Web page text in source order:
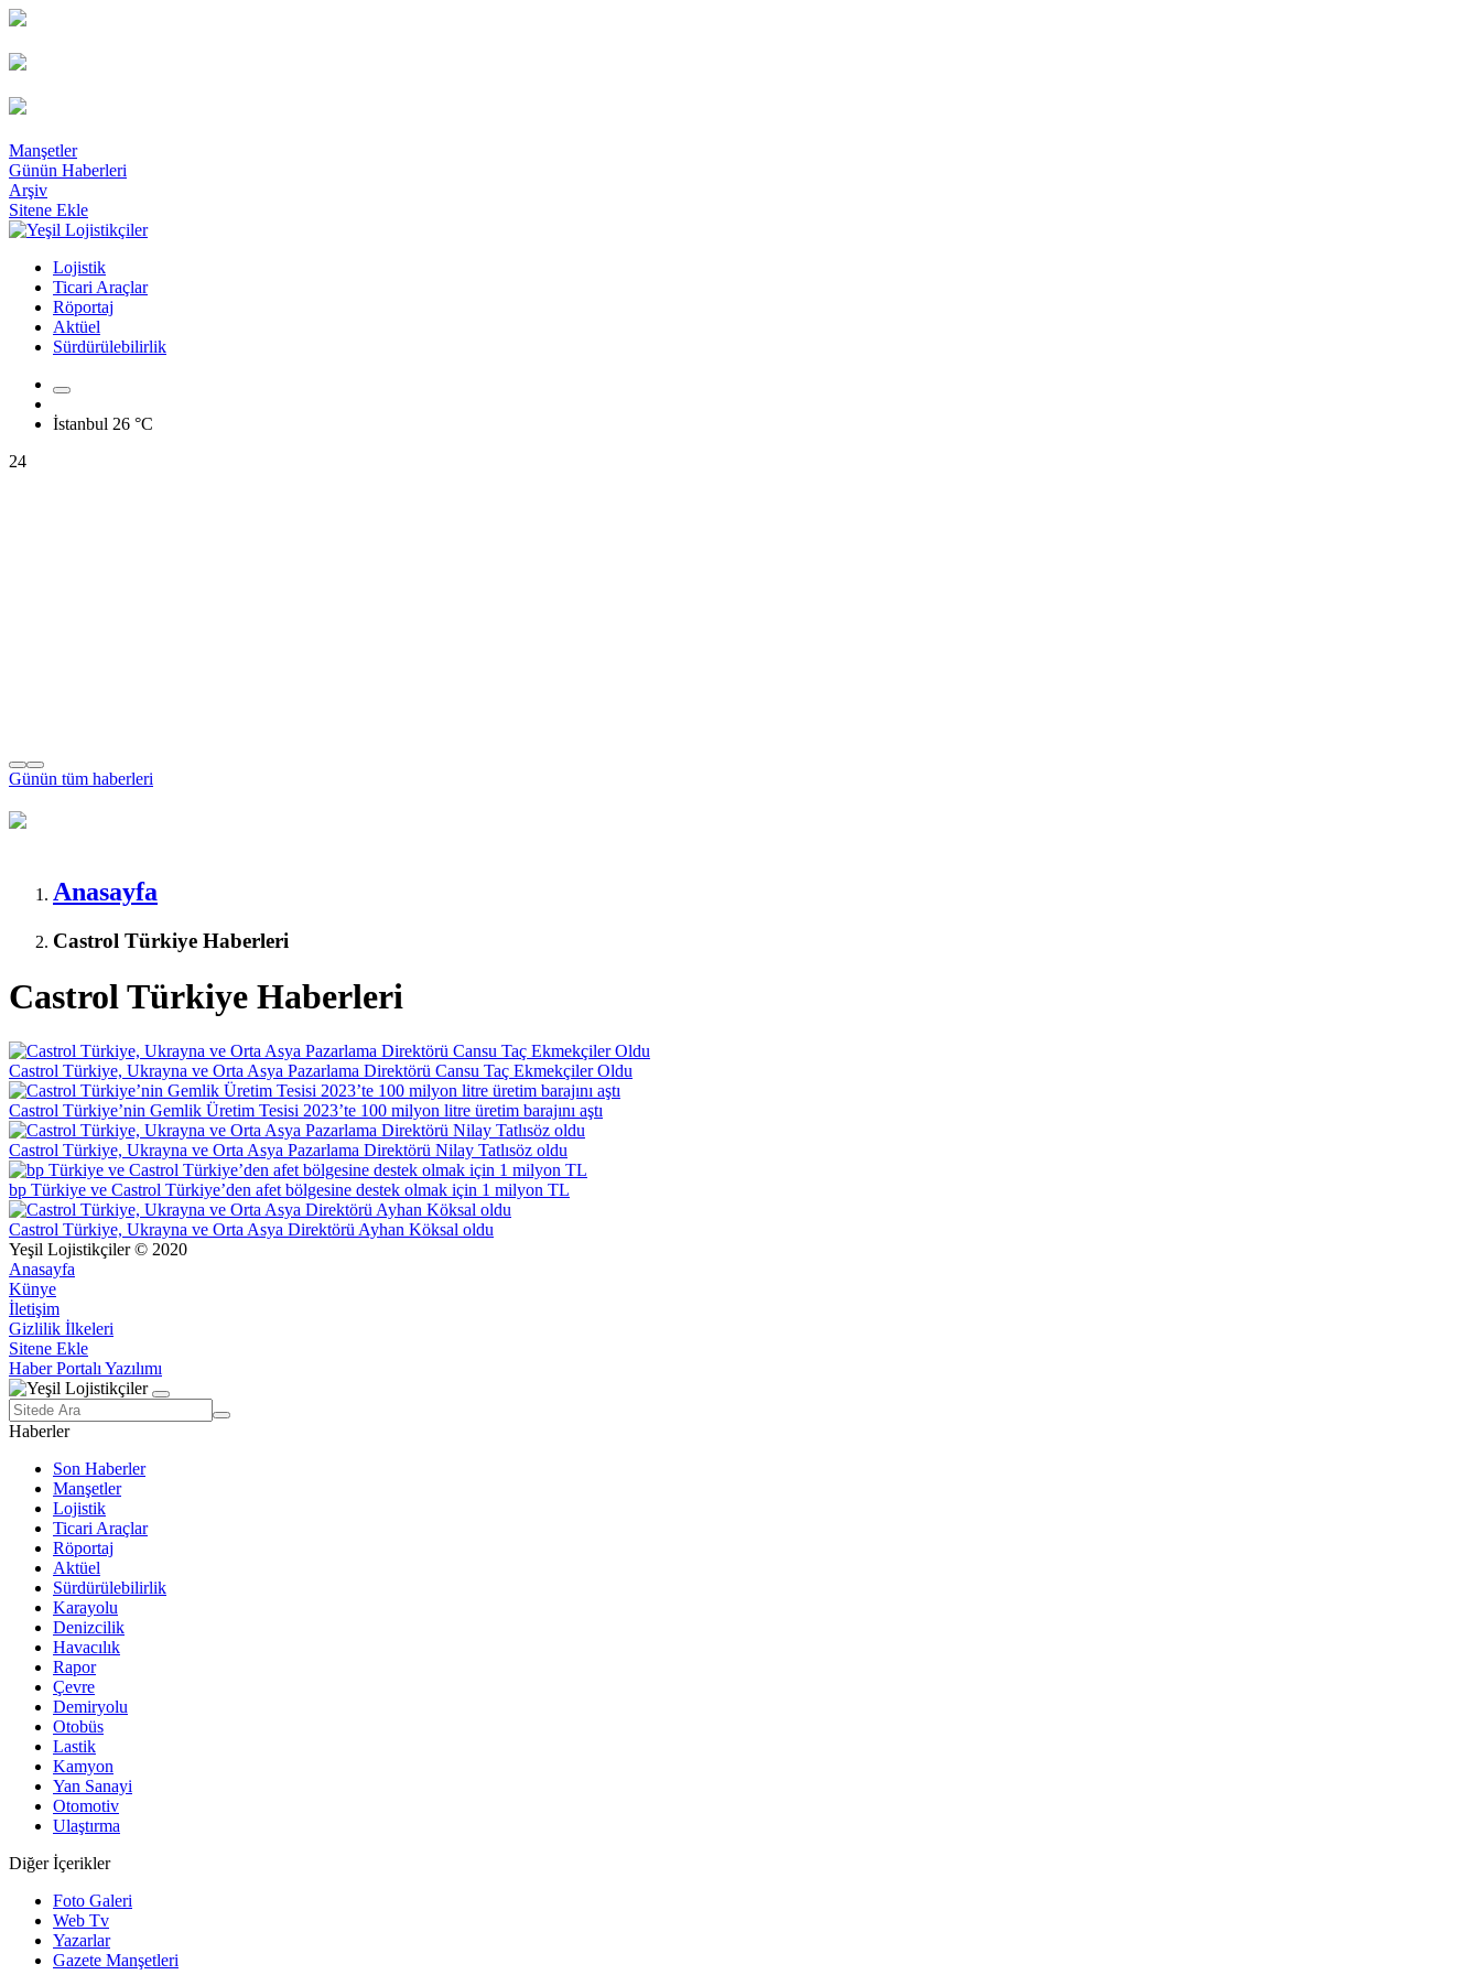
Manşetler
Günün Haberleri
Arşiv
Sitene Ekle
Lojistik
Ticari Araçlar
Röportaj
Aktüel
Sürdürülebilirlik
İstanbul 26 °C
24
Günün tüm haberleri
Anasayfa
Castrol Türkiye Haberleri
Castrol Türkiye Haberleri
Castrol Türkiye, Ukrayna ve Orta Asya Pazarlama Direktörü Cansu Taç Ekmekçiler Oldu
Castrol Türkiye’nin Gemlik Üretim Tesisi 2023’te 100 milyon litre üretim barajını aştı
Castrol Türkiye, Ukrayna ve Orta Asya Pazarlama Direktörü Nilay Tatlısöz oldu
bp Türkiye ve Castrol Türkiye’den afet bölgesine destek olmak için 1 milyon TL
Castrol Türkiye, Ukrayna ve Orta Asya Direktörü Ayhan Köksal oldu
Yeşil Lojistikçiler © 2020
Anasayfa
Künye
İletişim
Gizlilik İlkeleri
Sitene Ekle
Haber Portalı Yazılımı
Haberler
Son Haberler
Manşetler
Lojistik
Ticari Araçlar
Röportaj
Aktüel
Sürdürülebilirlik
Karayolu
Denizcilik
Havacılık
Rapor
Çevre
Demiryolu
Otobüs
Lastik
Kamyon
Yan Sanayi
Otomotiv
Ulaştırma
Diğer İçerikler
Foto Galeri
Web Tv
Yazarlar
Gazete Manşetleri